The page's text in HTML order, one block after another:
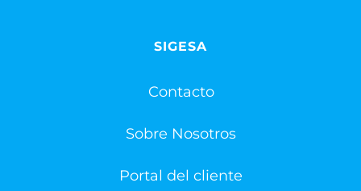
SIGESA
Contacto
Sobre Nosotros
Portal del cliente